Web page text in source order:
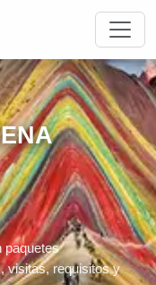
paquetes
visitas, requisitos y